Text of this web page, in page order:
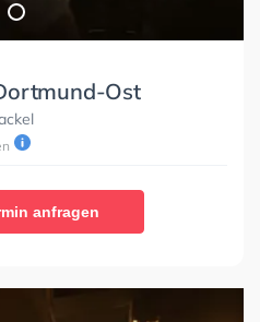
Ost
anfragen